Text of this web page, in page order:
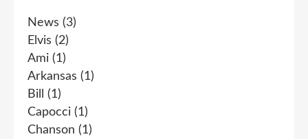
News (3)
Elvis (2)
Ami (1)
Arkansas (1)
Bill
(1)
Capocci (1)
Chanson (1)